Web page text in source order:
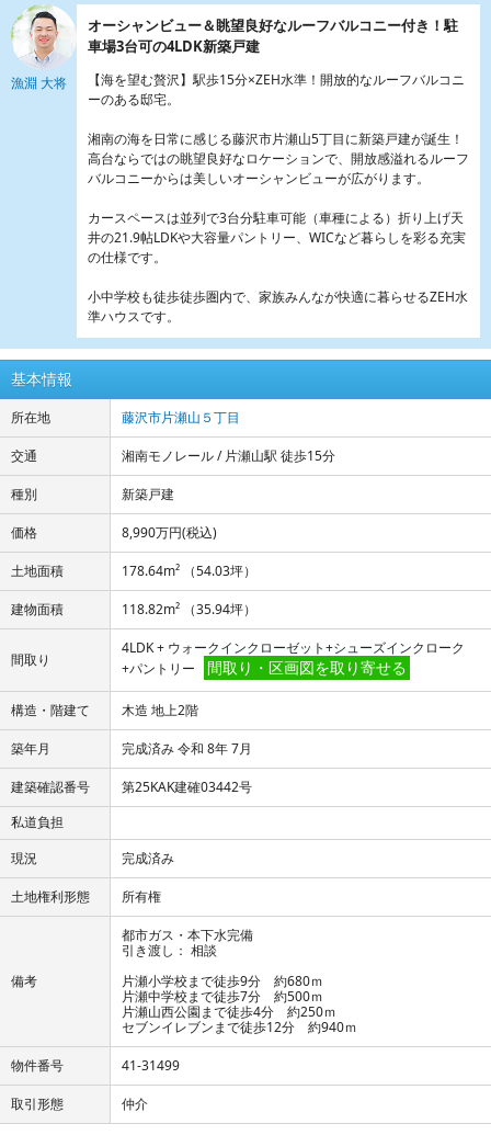
漁淵 大将
オーシャンビュー＆眺望良好なルーフバルコニー付き！駐
車場3台可の4LDK新築戸建
【海を望む贅沢】駅歩15分×ZEH水準！開放的なルーフバルコニ
ーのある邸宅。
湘南の海を日常に感じる藤沢市片瀬山5丁目に新築戸建が誕生！
高台ならではの眺望良好なロケーションで、開放感溢れるルーフ
バルコニーからは美しいオーシャンビューが広がります。
カースペースは並列で3台分駐車可能（車種による）折り上げ天
井の21.9帖LDKや大容量パントリー、WICなど暮らしを彩る充実
の仕様です。
小中学校も徒歩徒歩圏内で、家族みんなが快適に暮らせるZEH水
準ハウスです。
基本情報
所在地 藤沢市片瀬山５丁目
交通 湘南モノレール / 片瀬山駅 徒歩15分
種別 新築戸建
価格 8,990万円(税込)
土地面積 178.64m² （54.03坪）
建物面積 118.82m² （35.94坪）
間取り
4LDK + ウォークインクローゼット+シューズインクローク
+パントリー
間取り・区画図を取り寄せる
構造・階建て 木造 地上2階
築年月 完成済み 令和 8年 7月
建築確認番号
第25KAK建確03442号
私道負担
現況
完成済み
土地権利形態 所有権
備考
都市ガス・本下水完備
引き渡し： 相談
片瀬小学校まで徒歩9分 約680ｍ
片瀬中学校まで徒歩7分 約500ｍ
片瀬山西公園まで徒歩4分 約250ｍ
セブンイレブンまで徒歩12分 約940ｍ
物件番号 41-31499
取引形態 仲介